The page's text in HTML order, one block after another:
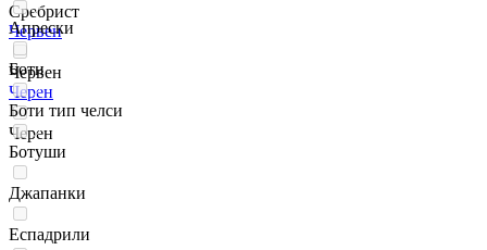
Сребрист
Червен
Червен
Черен
Черен
Апрески
Боти
Боти тип челси
Ботуши
Джапанки
Еспадрили